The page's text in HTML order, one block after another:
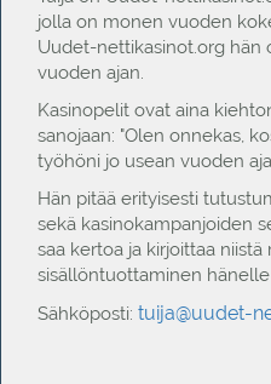
jolla on monen vuoden
Uudet-nettikasinot.org hän
vuoden ajan.
Kasinopelit ovat aina
sanojaan: "Olen onnekas,
työhöni jo usean vuoden
Hän pitää erityisesti
sekä kasinokampanjoiden
saa kertoa ja kirjoittaa niistä
sisällöntuottaminen
Sähköposti: tuija@uudet-